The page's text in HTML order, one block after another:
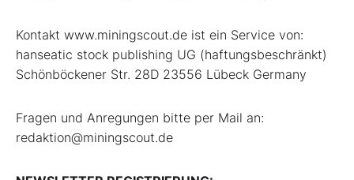
Kontakt www.miningscout.de ist ein Service von:
hanseatic stock publishing UG (haftungsbeschränkt)
Schönböckener Str. 28D 23556 Lübeck Germany
Fragen und Anregungen bitte per Mail an:
redaktion@miningscout.de